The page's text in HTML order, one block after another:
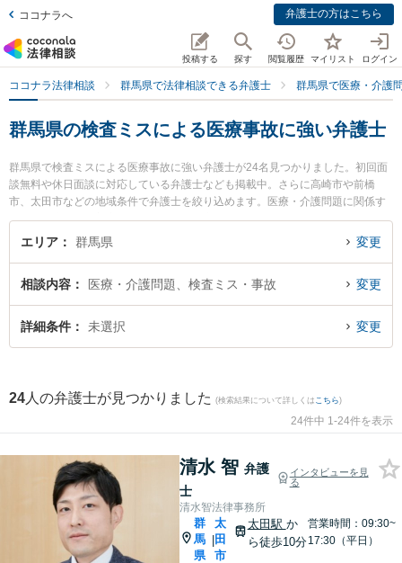
ココナラへ 弁護士の方はこちら
投稿する 探す 閲覧履歴 マイリスト ログイン
ココナラ法律相談 群馬県で法律相談できる弁護士 群馬県で医療・介護
群馬県の検査ミスによる医療事故に強い弁護士
群馬県で検査ミスによる医療事故に強い弁護士が24名見つかりました。初回面
談無料や休日面談に対応している弁護士なども掲載中。さらに高崎市や前橋
市、太田市などの地域条件で弁護士を絞り込めます。医療・介護問題に関係す
る歯科治療ミスや美容整形のトラブル、産婦人科の訴訟等の細かな分野での絞
り込み検索もでき便利です。特に清水智法律事務所の清水 智弁護士や弁護士法
土日や夜間に発生した検査ミスによる医療事故のトラブルを今すぐに弁護士に
相談したい』『検査ミスによる医療事故のトラブル解決の実績豊富な近くの弁
護士を検索したい』『初回相談無料で検査ミスによる医療事故を法律相談でき
エリア 群馬県 変更
相談内容 医療・介護問題、検査ミス・事故 変更
詳細条件 未選択 変更
24 人の弁護士が見つかりました (検索結果について詳しくは こちら)
24件中 1-24件を表示
清水 智 弁護
士
インタビューを見
る
清水智法律事務所
群
馬
県
|
太
田
市
太田駅 か
ら徒歩10分
営業時間：09:30~
17:30（平日）